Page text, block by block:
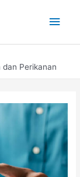
Main
dan Perikanan